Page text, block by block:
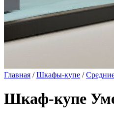
Главная /Шкафы-купе /
Шкаф-купе